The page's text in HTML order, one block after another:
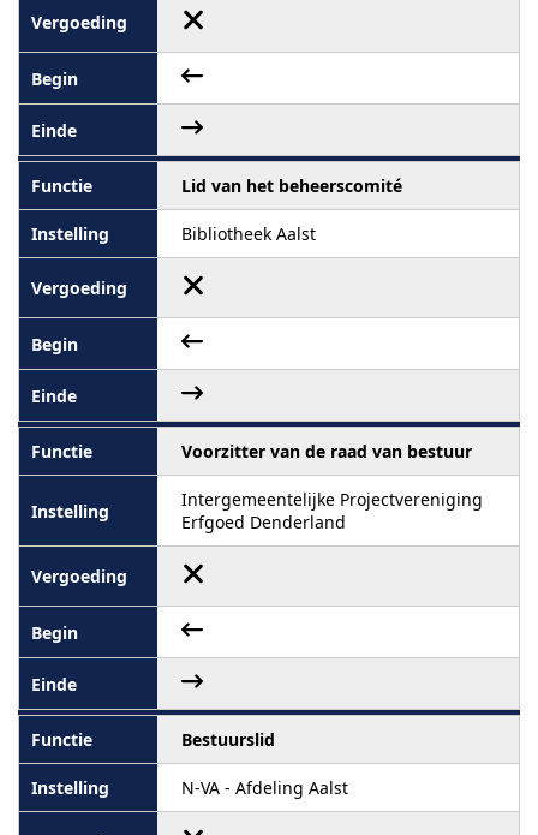
Lid van het beheerscomité
Bibliotheek Aalst
Voorzitter van de raad van bestuur
Intergemeentelijke Projectvereniging
Erfgoed Denderland
Bestuurslid
N-VA - Afdeling Aalst